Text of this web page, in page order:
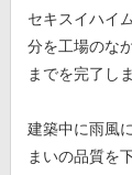
セキスイハイ
分を工場のな
までを完了し
建築中に雨風
まいの品質を